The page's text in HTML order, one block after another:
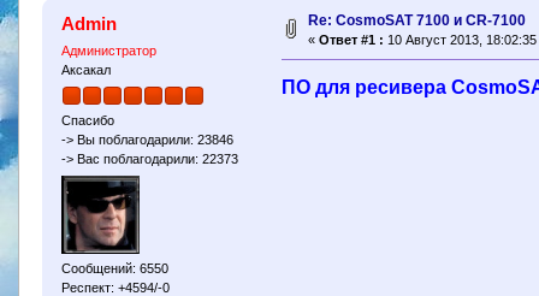
Admin
Администратор
Аксакал
Спасибо
-> Вы поблагодарили: 23846
-> Вас поблагодарили: 22373
Сообщений: 6550
Респект: +4594/-0
Re: CosmoSAT 7100 и CR-7100
« Ответ #1 : 10 Август 2013, 18:02:35
ПО для ресивера